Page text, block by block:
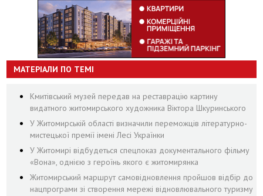
МАТЕРІАЛИ ПО ТЕМІ
Кмитівський музей передав на реставрацію картину
видатного житомирського художника Віктора Шкуринського
У Житомирській області визначили переможців літературно-
мистецької премії імені Лесі Українки
У Житомирі відбудеться спецпоказ документального фільму
«Вона», однією з героїнь якого є житомирянка
Житомирський маршрут самовідновлення пройшов відбір до
нацпрограми зі створення мережі відновлювального туризму